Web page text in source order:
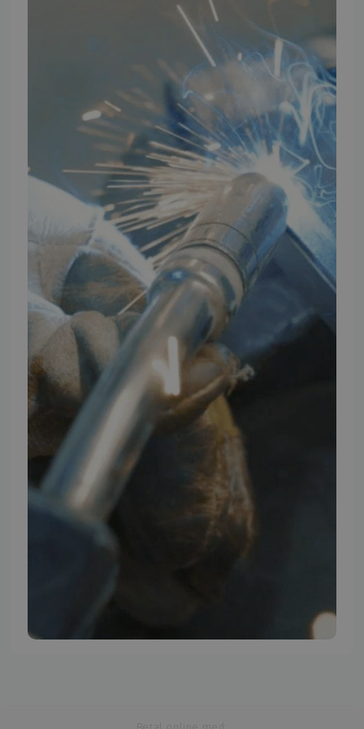
Salgs- og leveringsbetingelser
Vores brands
09:00 - 16:00
09:00 - 15:30
Weekend
Lukket
FØLG TMP
Youtube
Instagram
TMP BRAND SHOPS